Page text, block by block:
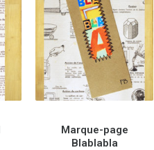
Marque-page
Blablabla